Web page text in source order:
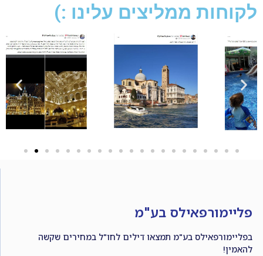
לקוחות ממליצים עלינו :)
פליימורפאילס בע"מ
בפליימורפאילס בע"מ תמצאו דילים לחו"ל במחירים שקשה
להאמין!